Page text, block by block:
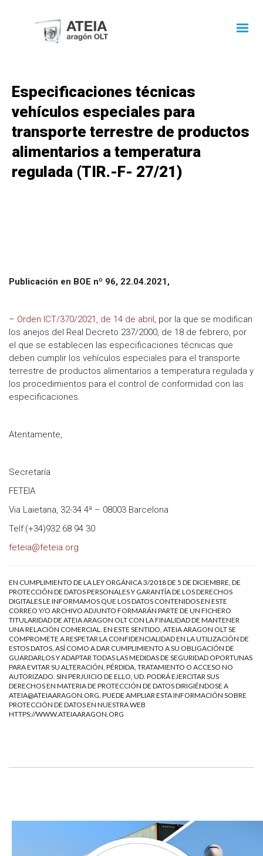
Especificaciones técnicas
vehículos especiales para
transporte terrestre de productos
alimentarios a temperatura
regulada (TIR.-F- 27/21)
Publicación en BOE nº 96, 22.04.2021,
– Orden ICT/370/2021, de 14 de abril, por la que se modifican
los anejos del Real Decreto 237/2000, de 18 de febrero, por
el que se establecen las especificaciones técnicas que
deben cumplir los vehículos especiales para el transporte
terrestre de productos alimentarios a temperatura regulada y
los procedimientos para el control de conformidad con las
especificaciones.
Atentamente,
Secretaría
FETEIA
Via Laietana, 32-34 4ª – 08003 Barcelona
Telf:(+34)932 68 94 30
feteia@feteia.org
EN CUMPLIMIENTO DE LA LEY ORGÁNICA 3/2018 DE 5 DE DICIEMBRE, DE
PROTECCIÓN DE DATOS PERSONALES Y GARANTÍA DE LOS DERECHOS
DIGITALES LE INFORMAMOS QUE LOS DATOS CONTENIDOS EN ESTE
CORREO Y/O ARCHIVO ADJUNTO FORMARÁN PARTE DE UN FICHERO
TITULARIDAD DE ATEIA ARAGON OLT CON LA FINALIDAD DE MANTENER
UNA RELACIÓN COMERCIAL. EN ESTE SENTIDO, ATEIA ARAGON OLT SE
COMPROMETE A RESPETAR LA CONFIDENCIALIDAD EN LA UTILIZACIÓN DE
ESTOS DATOS, ASÍ COMO A DAR CUMPLIMIENTO A SU OBLIGACIÓN DE
GUARDARLOS Y ADAPTAR TODAS LAS MEDIDAS DE SEGURIDAD OPORTUNAS
PARA EVITAR SU ALTERACIÓN, PÉRDIDA, TRATAMIENTO O ACCESO NO
AUTORIZADO. SIN PERJUICIO DE ELLO, UD. PODRÁ EJERCITAR SUS
DERECHOS EN MATERIA DE PROTECCIÓN DE DATOS DIRIGIÉNDOSE A
ATEIA@ATEIAARAGON.ORG. PUEDE AMPLIAR ESTA INFORMACIÓN SOBRE
PROTECCIÓN DE DATOS EN NUESTRA WEB
HTTPS://WWW.ATEIAARAGON.ORG